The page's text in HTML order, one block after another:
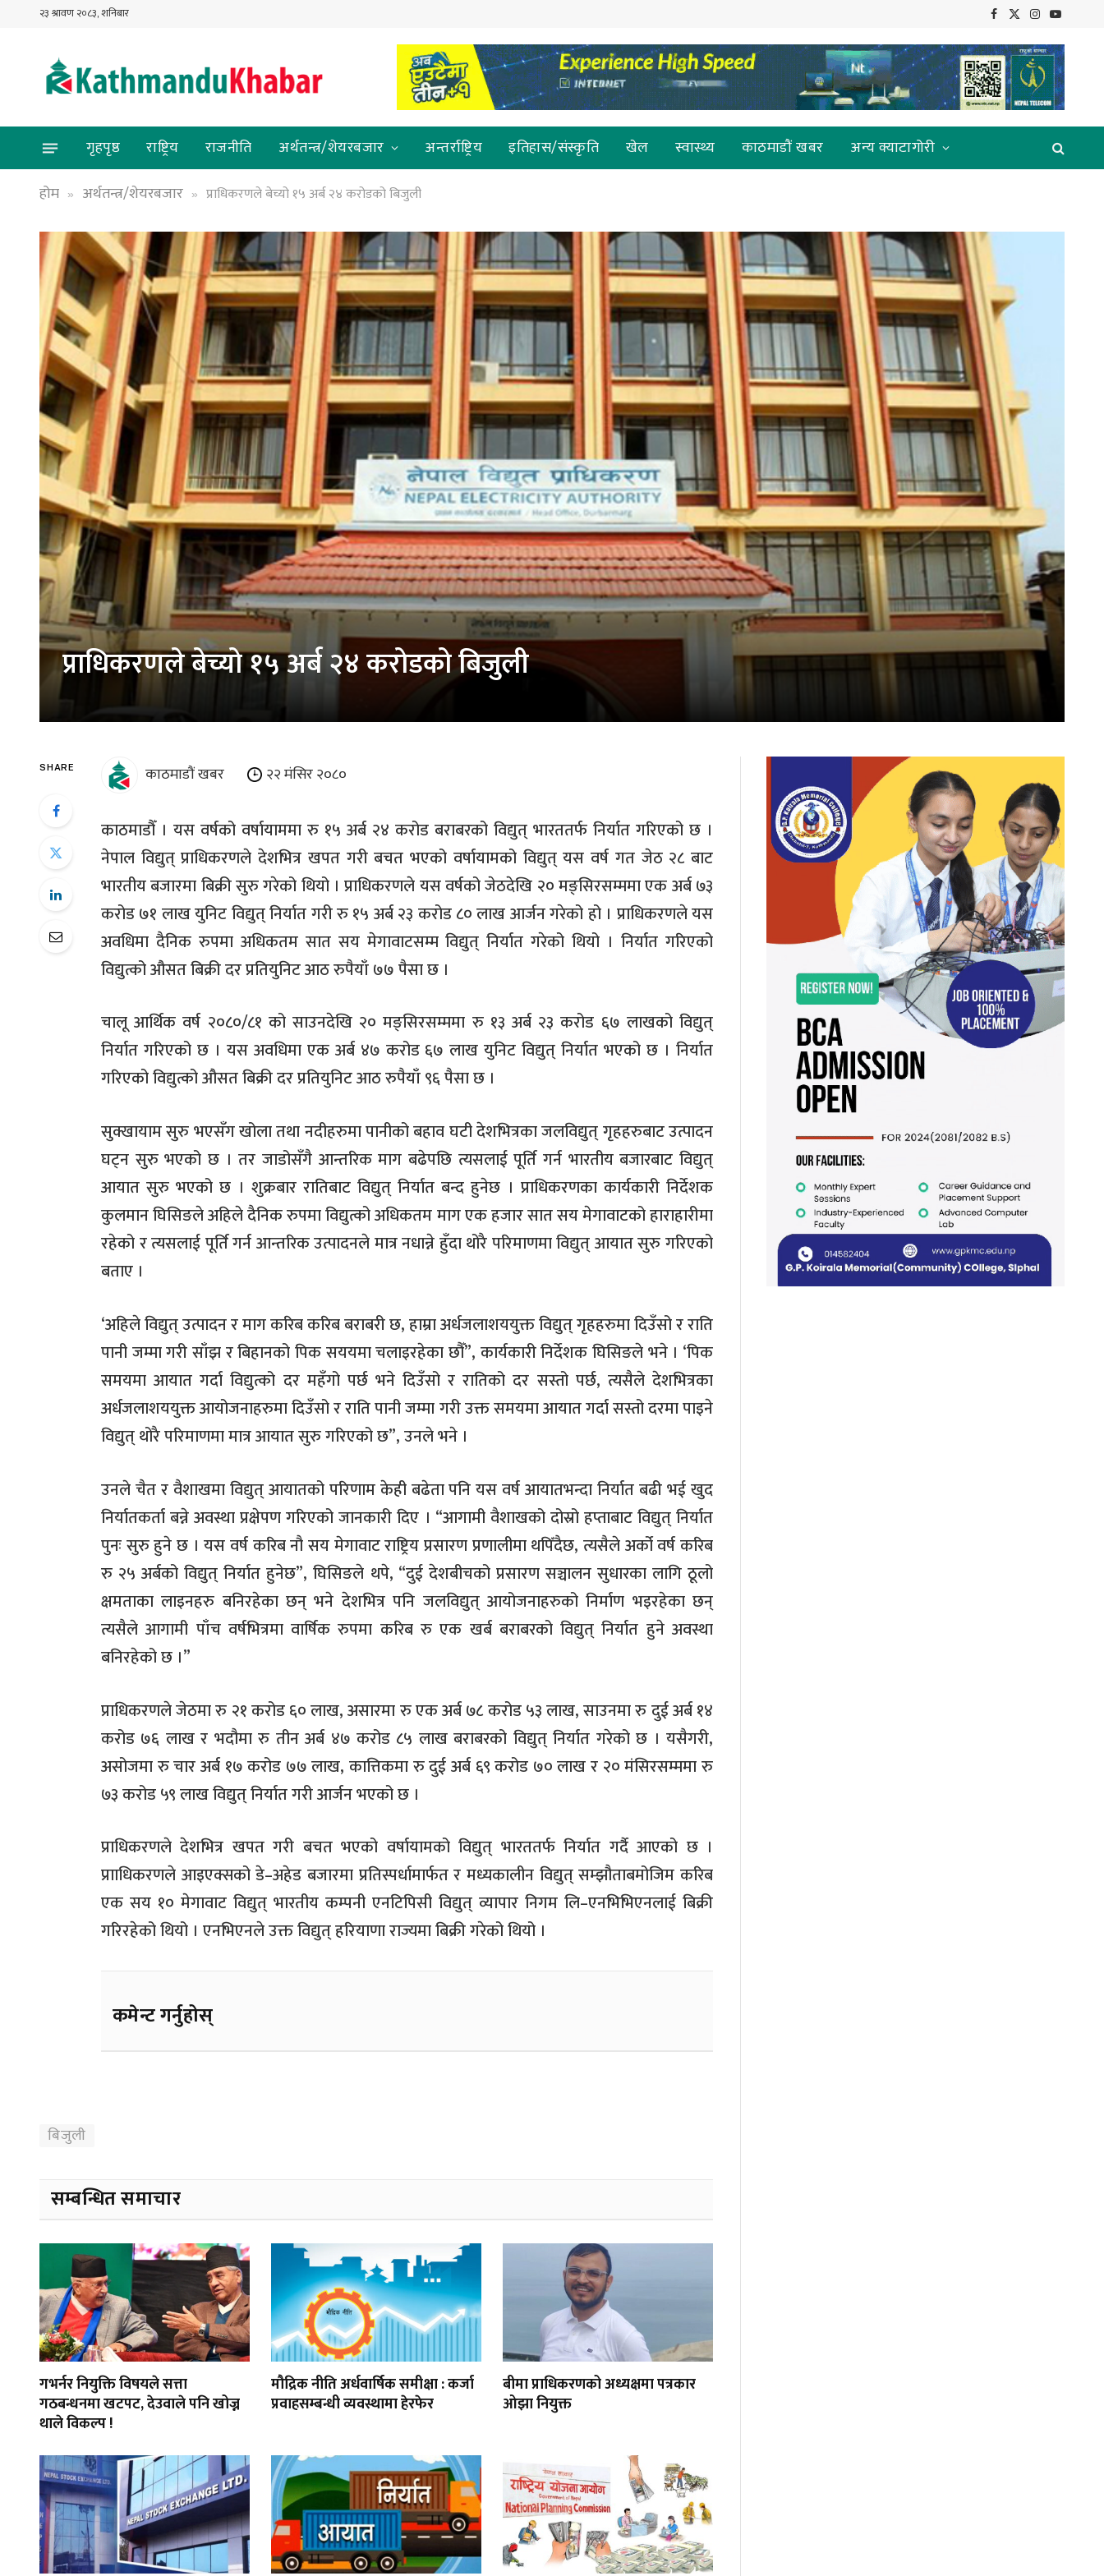
२३ श्रावण २०८३, शनिबार Facebook
X
Instagram
YouTube
गृहपृष्ठ राष्ट्रिय राजनीति अर्थतन्त्र/शेयरबजार अन्तर्राष्ट्रिय इतिहास/संस्कृति खेल स्वास्थ्य काठमाडौं खबर
अन्य क्याटागोरी
होम
» अर्थतन्त्र/शेयरबजार » प्राधिकरणले बेच्यो १५ अर्ब २४ करोडको बिजुली
प्राधिकरणले बेच्यो १५ अर्ब २४ करोडको बिजुली
SHARE काठमाडौं खबर २२ मंसिर २०८०
काठमाडौँ । यस वर्षको वर्षायाममा रु १५ अर्ब २४ करोड बराबरको विद्युत् भारततर्फ निर्यात गरिएको छ ।
नेपाल विद्युत् प्राधिकरणले देशभित्र खपत गरी बचत भएको वर्षायामको विद्युत् यस वर्ष गत जेठ २८ बाट
भारतीय बजारमा बिक्री सुरु गरेको थियो । प्राधिकरणले यस वर्षको जेठदेखि २० मङ्सिरसम्ममा एक अर्ब ७३
करोड ७१ लाख युनिट विद्युत् निर्यात गरी रु १५ अर्ब २३ करोड ८० लाख आर्जन गरेको हो । प्राधिकरणले यस
अवधिमा दैनिक रुपमा अधिकतम सात सय मेगावाटसम्म विद्युत् निर्यात गरेको थियो । निर्यात गरिएको
विद्युत्को औसत बिक्री दर प्रतियुनिट आठ रुपैयाँ ७७ पैसा छ ।
चालू आर्थिक वर्ष २०८०/८१ को साउनदेखि २० मङ्सिरसम्ममा रु १३ अर्ब २३ करोड ६७ लाखको विद्युत्
निर्यात गरिएको छ । यस अवधिमा एक अर्ब ४७ करोड ६७ लाख युनिट विद्युत् निर्यात भएको छ । निर्यात
गरिएको विद्युत्को औसत बिक्री दर प्रतियुनिट आठ रुपैयाँ ९६ पैसा छ ।
सुक्खायाम सुरु भएसँग खोला तथा नदीहरुमा पानीको बहाव घटी देशभित्रका जलविद्युत् गृहहरुबाट उत्पादन
घट्न सुरु भएको छ । तर जाडोसँगै आन्तरिक माग बढेपछि त्यसलाई पूर्ति गर्न भारतीय बजारबाट विद्युत्
आयात सुरु भएको छ । शुक्रबार रातिबाट विद्युत् निर्यात बन्द हुनेछ । प्राधिकरणका कार्यकारी निर्देशक
कुलमान घिसिङले अहिले दैनिक रुपमा विद्युत्को अधिकतम माग एक हजार सात सय मेगावाटको हाराहारीमा
रहेको र त्यसलाई पूर्ति गर्न आन्तरिक उत्पादनले मात्र नधान्ने हुँदा थोरै परिमाणमा विद्युत् आयात सुरु गरिएको
बताए ।
‘अहिले विद्युत् उत्पादन र माग करिब करिब बराबरी छ, हाम्रा अर्धजलाशययुक्त विद्युत् गृहहरुमा दिउँसो र राति
पानी जम्मा गरी साँझ र बिहानको पिक सययमा चलाइरहेका छौँ”, कार्यकारी निर्देशक घिसिङले भने । ‘पिक
समयमा आयात गर्दा विद्युत्को दर महँगो पर्छ भने दिउँसो र रातिको दर सस्तो पर्छ, त्यसैले देशभित्रका
अर्धजलाशययुक्त आयोजनाहरुमा दिउँसो र राति पानी जम्मा गरी उक्त समयमा आयात गर्दा सस्तो दरमा पाइने
विद्युत् थोरै परिमाणमा मात्र आयात सुरु गरिएको छ”, उनले भने ।
उनले चैत र वैशाखमा विद्युत् आयातको परिणाम केही बढेता पनि यस वर्ष आयातभन्दा निर्यात बढी भई खुद
निर्यातकर्ता बन्ने अवस्था प्रक्षेपण गरिएको जानकारी दिए । “आगामी वैशाखको दोस्रो हप्ताबाट विद्युत् निर्यात
पुनः सुरु हुने छ । यस वर्ष करिब नौ सय मेगावाट राष्ट्रिय प्रसारण प्रणालीमा थपिँदैछ, त्यसैले अर्को वर्ष करिब
रु २५ अर्बको विद्युत् निर्यात हुनेछ”, घिसिङले थपे, “दुई देशबीचको प्रसारण सञ्चालन सुधारका लागि ठूलो
क्षमताका लाइनहरु बनिरहेका छन् भने देशभित्र पनि जलविद्युत् आयोजनाहरुको निर्माण भइरहेका छन्
त्यसैले आगामी पाँच वर्षभित्रमा वार्षिक रुपमा करिब रु एक खर्ब बराबरको विद्युत् निर्यात हुने अवस्था
बनिरहेको छ ।”
प्राधिकरणले जेठमा रु २१ करोड ६० लाख, असारमा रु एक अर्ब ७८ करोड ५३ लाख, साउनमा रु दुई अर्ब १४
करोड ७६ लाख र भदौमा रु तीन अर्ब ४७ करोड ८५ लाख बराबरको विद्युत् निर्यात गरेको छ । यसैगरी,
असोजमा रु चार अर्ब १७ करोड ७७ लाख, कात्तिकमा रु दुई अर्ब ६९ करोड ७० लाख र २० मंसिरसम्ममा रु
७३ करोड ५९ लाख विद्युत् निर्यात गरी आर्जन भएको छ ।
प्राधिकरणले देशभित्र खपत गरी बचत भएको वर्षायामको विद्युत् भारततर्फ निर्यात गर्दै आएको छ ।
प्रााधिकरणले आइएक्सको डे–अहेड बजारमा प्रतिस्पर्धामार्फत र मध्यकालीन विद्युत् सम्झौताबमोजिम करिब
एक सय १० मेगावाट विद्युत् भारतीय कम्पनी एनटिपिसी विद्युत् व्यापार निगम लि–एनभिभिएनलाई बिक्री
गरिरहेको थियो । एनभिएनले उक्त विद्युत् हरियाणा राज्यमा बिक्री गरेको थियो ।
कमेन्ट गर्नुहोस्
बिजुली
सम्बन्धित समाचार
गभर्नर नियुक्ति विषयले सत्ता
गठबन्धनमा खटपट, देउवाले पनि खोज्न
थाले विकल्प !
मौद्रिक नीति अर्धवार्षिक समीक्षा : कर्जा
प्रवाहसम्बन्धी व्यवस्थामा हेरफेर
बीमा प्राधिकरणको अध्यक्षमा पत्रकार
ओझा नियुक्त